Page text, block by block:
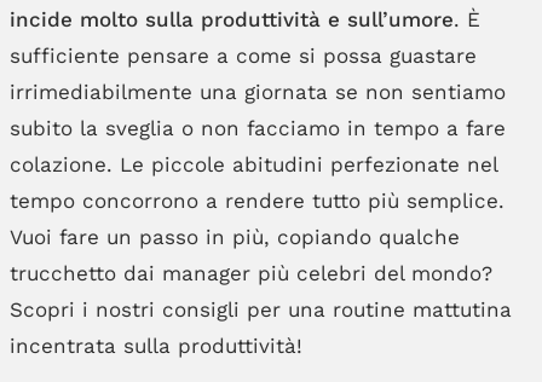
incide molto sulla produttività e sull’umore. È
sufficiente pensare a come si possa guastare
irrimediabilmente una giornata se non sentiamo
subito la sveglia o non facciamo in tempo a fare
colazione. Le piccole abitudini perfezionate nel
tempo concorrono a rendere tutto più semplice.
Vuoi fare un passo in più, copiando qualche
trucchetto dai manager più celebri del mondo?
Scopri i nostri consigli per una routine mattutina
incentrata sulla produttività!